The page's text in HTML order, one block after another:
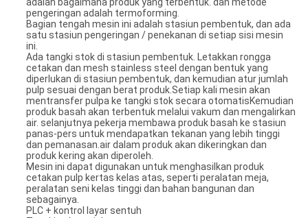
adalah bagaimana produk yang terbentuk. dan metode
pengeringan adalah termoforming.
Bagian tengah mesin ini adalah stasiun pembentuk, dan ada
satu stasiun pengeringan / penekanan di setiap sisi mesin
ini.
Ada tangki stok di stasiun pembentuk. Letakkan rongga
cetakan dan mesh stainless steel dengan bentuk yang
diperlukan di stasiun pembentuk, dan kemudian atur jumlah
pulp sesuai dengan berat produk.Setiap kali mesin akan
mentransfer pulpa ke tangki stok secara otomatisKemudian
produk basah akan terbentuk melalui vakum dan mengalirkan
air. selanjutnya pekerja membawa produk basah ke stasiun
panas-pers untuk mendapatkan tekanan yang lebih tinggi
dan pemanasan.air dalam produk akan dikeringkan dan
produk kering akan diperoleh.
Mesin ini dapat digunakan untuk menghasilkan produk
cetakan pulp kertas kelas atas, seperti peralatan meja,
peralatan seni kelas tinggi dan bahan bangunan dan
sebagainya.
PLC + kontrol layar sentuh